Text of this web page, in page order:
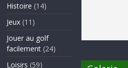
Histoire (14)
Jeux (11)
Jouer au golf
facilement (24)
Loisirs (59)